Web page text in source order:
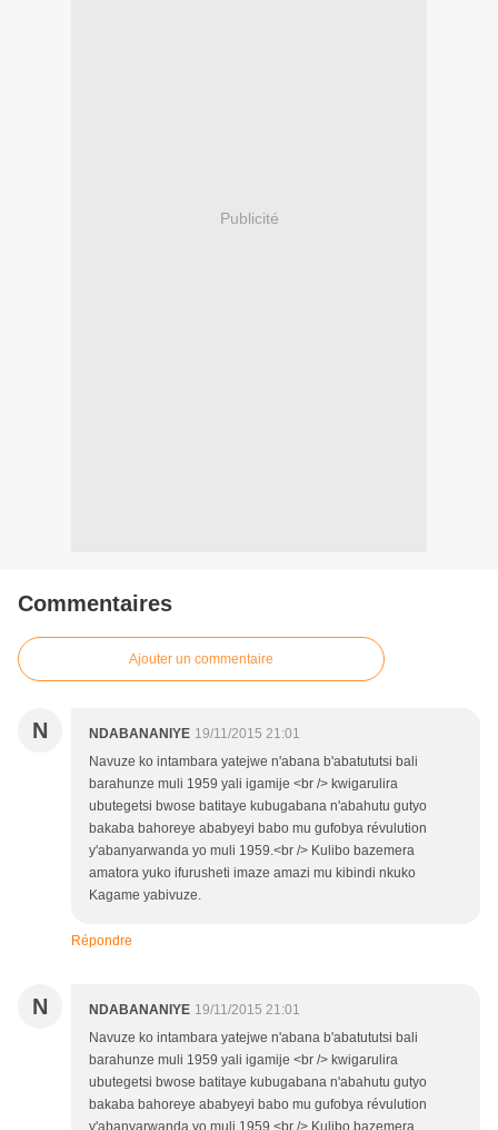
Publicité
Commentaires
Ajouter un commentaire
N NDABANANIYE 19/11/2015 21:01
Navuze ko intambara yatejwe n'abana b'abatututsi bali
barahunze muli 1959 yali igamije <br /> kwigarulira
ubutegetsi bwose batitaye kubugabana n'abahutu gutyo
bakaba bahoreye ababyeyi babo mu gufobya révulution
y'abanyarwanda yo muli 1959.<br /> Kulibo bazemera
amatora yuko ifurusheti imaze amazi mu kibindi nkuko
Kagame yabivuze.
Répondre
N NDABANANIYE 19/11/2015 21:01
Navuze ko intambara yatejwe n'abana b'abatututsi bali
barahunze muli 1959 yali igamije <br /> kwigarulira
ubutegetsi bwose batitaye kubugabana n'abahutu gutyo
bakaba bahoreye ababyeyi babo mu gufobya révulution
y'abanyarwanda yo muli 1959.<br /> Kulibo bazemera